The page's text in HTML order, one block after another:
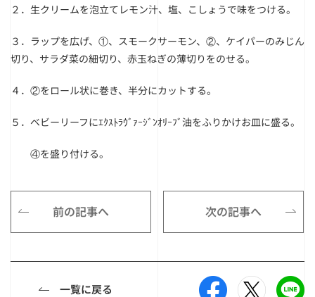
２．生クリームを泡立てレモン汁、塩、こしょうで味をつける。
３．ラップを広げ、①、スモークサーモン、②、ケイパーのみじん
切り、サラダ菜の細切り、赤玉ねぎの薄切りをのせる。
４．②をロール状に巻き、半分にカットする。
５．ベビーリーフにｴｸｽﾄﾗｳﾞｧｰｼﾞﾝｵﾘｰﾌﾞ油をふりかけお皿に盛る。
④を盛り付ける。
前の記事へ 次の記事へ
一覧に戻る